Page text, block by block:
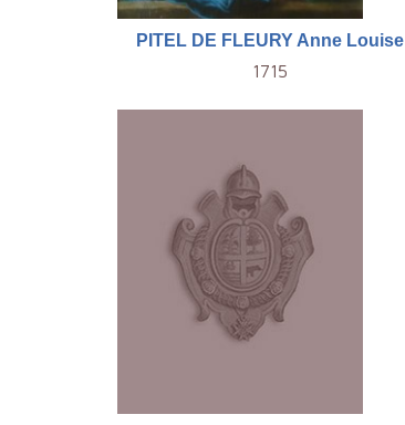
PITEL DE FLEURY Anne Louise
1715